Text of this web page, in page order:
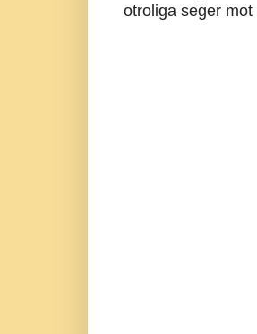
otroliga seger